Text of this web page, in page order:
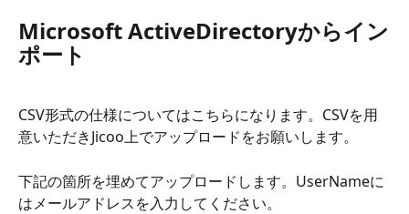
Microsoft ActiveDirectoryからイン
ポート
CSV形式の仕様についてはこちらになります。CSVを用
意いただきJicoo上でアップロードをお願いします。
下記の箇所を埋めてアップロードします。UserNameに
はメールアドレスを入力してください。